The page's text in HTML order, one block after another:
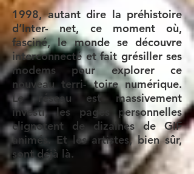
1998, autant dire la préhistoire
d’Inter- net, ce moment où,
fasciné, le monde se découvre
interconnecté et fait grésiller ses
modems pour explorer ce
nouveau terri- toire numérique.
Le réseau est massivement
investi, les pages personnelles
clignotent de dizaines de GIF
animés. Et les artistes, bien sûr,
sont déjà là.